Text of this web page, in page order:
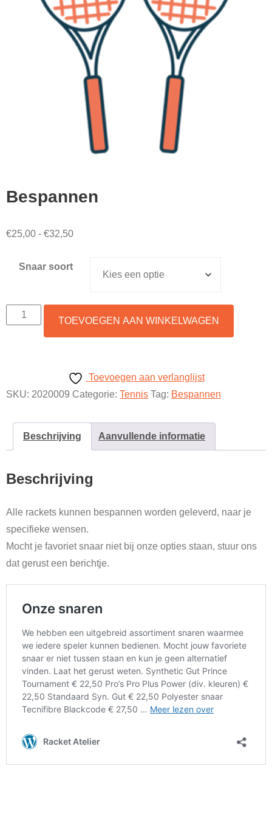
Bespannen
€25,00 - €32,50Prijsklasse:
Snaar soort
Bespannen
TOEVOEGEN AAN WINKELWAGEN
Toevoegen aan verlanglijst
SKU: 2020009 Categorie: Tennis Tag: Bespannen
Beschrijving Aanvullende informatie
Beschrijving
Alle rackets kunnen bespannen worden geleverd, naar je
specifieke wensen.
Mocht je favoriet snaar niet bij onze opties staan, stuur ons
dat gerust een berichtje.